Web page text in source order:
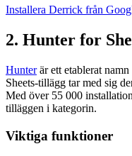
Installera Derrick från
2. Hunter for
Hunterär ett etablerat
Sheets-tillägg tar med sig
Med över 55 000
tilläggen i kategorin.
Viktiga funktioner